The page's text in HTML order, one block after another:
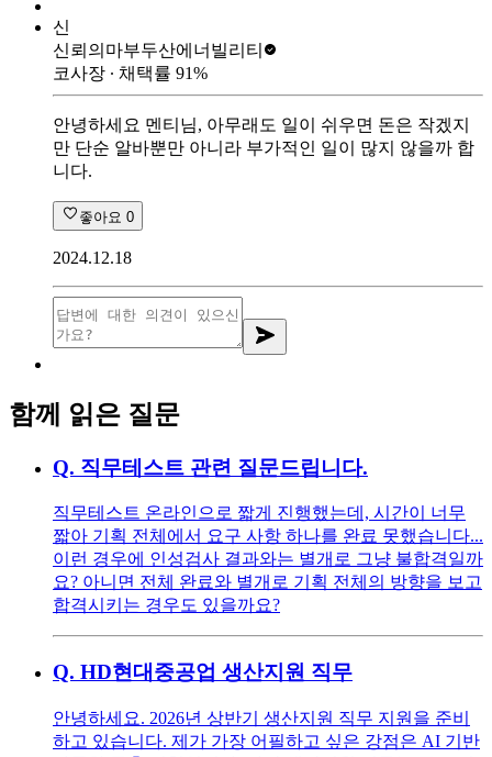
신
신뢰의마부두산에너빌리티
코사장 ∙ 채택률 91%
안녕하세요 멘티님, 아무래도 일이 쉬우면 돈은 작겠지
만 단순 알바뿐만 아니라 부가적인 일이 많지 않을까 합
니다.
좋아요 0
2024.12.18
함께 읽은 질문
Q. 직무테스트 관련 질문드립니다.
직무테스트 온라인으로 짧게 진행했는데, 시간이 너무
짧아 기획 전체에서 요구 사항 하나를 완료 못했습니다...
이런 경우에 인성검사 결과와는 별개로 그냥 불합격일까
요? 아니면 전체 완료와 별개로 기획 전체의 방향을 보고
합격시키는 경우도 있을까요?
Q. HD현대중공업 생산지원 직무
안녕하세요. 2026년 상반기 생산지원 직무 지원을 준비
하고 있습니다. 제가 가장 어필하고 싶은 강점은 AI 기반